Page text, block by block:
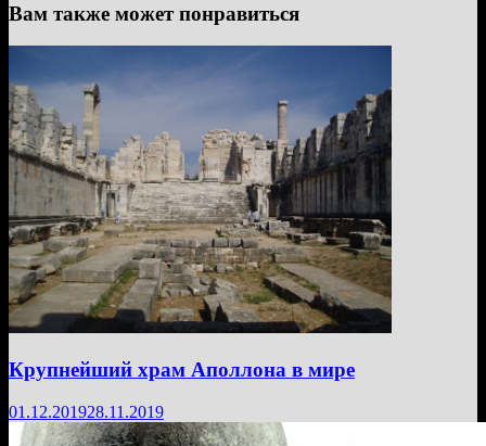
Вам также может понравиться
Крупнейший храм Аполлона в мире
01.12.201928.11.2019